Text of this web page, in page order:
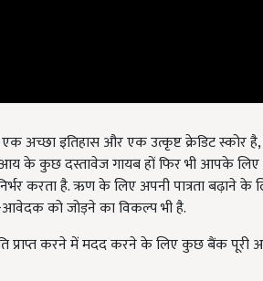
के कुछ दस्तावेज गायब हों फिर भी आपके लिए
करता है. ऋण के लिए अपनी पात्रता बढ़ाने
आवेदक को जोड़ने का विकल्प भी है.
करने में मदद करने के लिए कुछ बैंक पूरी